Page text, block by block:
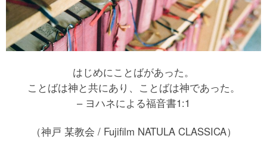
はじめにことばがあった。
ことばは神と共にあり、ことばは神であった。
– ヨハネによる福音書1:1
（神戸 某教会 / Fujifilm NATULA CLASSICA）